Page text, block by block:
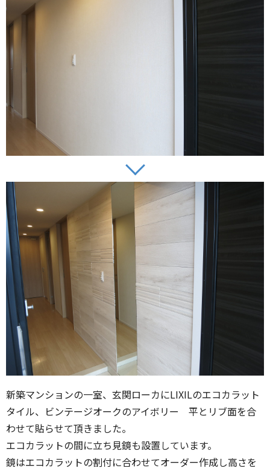
新築マンションの一室、玄関ローカにLIXILのエコカラット
タイル、ビンテージオークのアイボリー 平とリブ面を合
わせて貼らせて頂きました。
エコカラットの間に立ち見鏡も設置しています。
鏡はエコカラットの割付に合わせてオーダー作成し高さを